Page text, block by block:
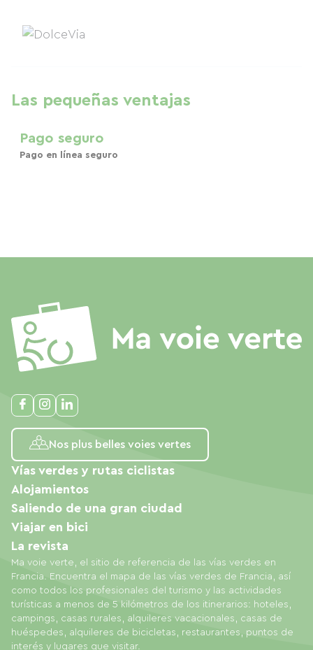
Las pequeñas ventajas
Pago seguro
Pago en línea seguro
Nos plus belles voies vertes
Ma voie verte, el sitio de referencia de las vías verdes en
Francia. Encuentra el mapa de las vías verdes de Francia, así
como todos los profesionales del turismo y las actividades
turísticas a menos de 5 kilómetros de los itinerarios: hoteles,
campings, casas rurales, alquileres vacacionales, casas de
huéspedes, alquileres de bicicletas, restaurantes, puntos de
interés y lugares que visitar.
Vías verdes y rutas ciclistas
Alojamientos
Saliendo de una gran ciudad
Viajar en bici
La revista